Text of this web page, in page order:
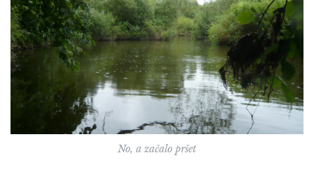
No, a začalo pršet